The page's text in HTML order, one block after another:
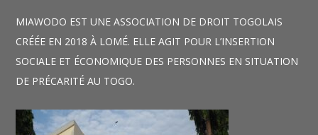
MIAWODO EST UNE ASSOCIATION DE DROIT TOGOLAIS
CRÉÉE EN 2018 À LOMÉ. ELLE AGIT POUR L’INSERTION
SOCIALE ET ÉCONOMIQUE DES PERSONNES EN SITUATION
DE PRÉCARITÉ AU TOGO.